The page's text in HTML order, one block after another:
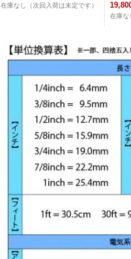
在庫なし（次回入荷は未定です）
在庫な